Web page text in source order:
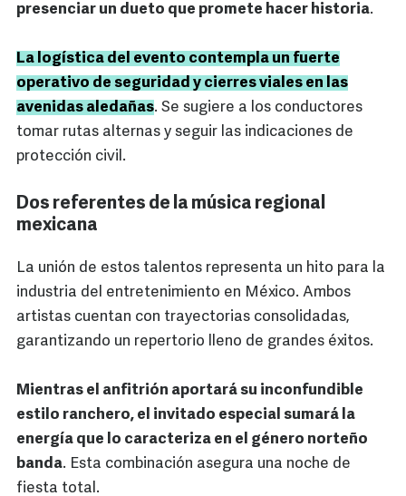
presenciar un dueto que promete hacer historia.
La logística del evento contempla un fuerte
operativo de seguridad y cierres viales en las
avenidas aledañas. Se sugiere a los conductores
tomar rutas alternas y seguir las indicaciones de
protección civil.
Dos referentes de la música regional
mexicana
La unión de estos talentos representa un hito para la
industria del entretenimiento en México. Ambos
artistas cuentan con trayectorias consolidadas,
garantizando un repertorio lleno de grandes éxitos.
Mientras el anfitrión aportará su inconfundible
estilo ranchero, el invitado especial sumará la
energía que lo caracteriza en el género norteño
banda. Esta combinación asegura una noche de
fiesta total.